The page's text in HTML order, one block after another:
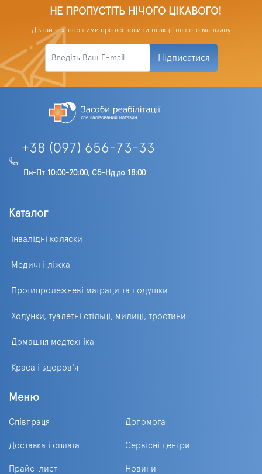
НЕ ПРОПУСТІТЬ НІЧОГО ЦІКАВОГО!
Дізнайтеся першими про всі новини та акції нашого магазину
Підписатися
+38 (097) 656-73-33
Пн-Пт 10:00-20:00, Сб-Нд до 18:00
Каталог
Інвалідні коляски
Медичні ліжка
Протипролежневі матраци та подушки
Ходунки, туалетні стільці, милиці, тростини
Домашня медтехніка
Краса і здоров'я
Меню
Співпраця Допомога
Доставка і оплата Сервісні центри
Прайс-лист Новини